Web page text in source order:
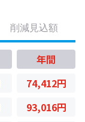
削減見込額
年間
74,412円
93,016円